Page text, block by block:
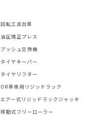
回転工具台車
油圧矯正プレス
ブッシュ交換機
タイヤキーパー
タイヤリフター
OR車専用リジッドラック
エアー式リジッドラックジャッキ
移動式フリーローラー